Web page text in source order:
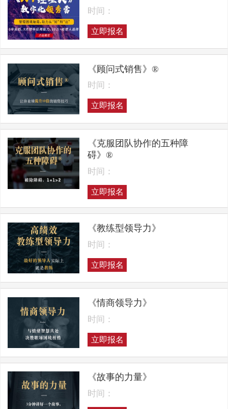
时间：
立即报名
《顾问式销售》®
时间：
立即报名
《克服团队协作的五种障
碍》®
时间：
立即报名
《教练型领导力》
时间：
立即报名
《情商领导力》
时间：
立即报名
《故事的力量》
时间：